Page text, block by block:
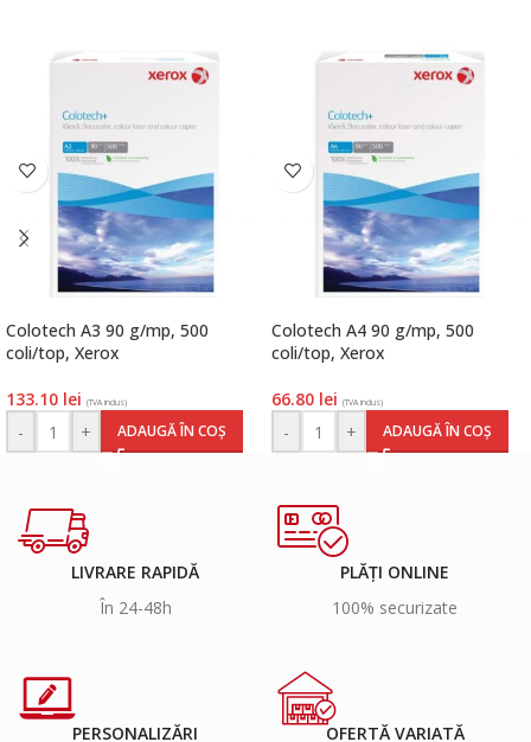
Colotech A3 90 g/mp, 500
coli/top, Xerox
133.10 lei (TVA inclus)
- + ADAUGĂ ÎN COȘ
Colotech A4 90 g/mp, 500
coli/top, Xerox
66.80 lei (TVA inclus)
- + ADAUGĂ ÎN COȘ
LIVRARE RAPIDĂ
În 24-48h
PLĂȚI ONLINE
100% securizate
PERSONALIZĂRI
OFERTĂ VARIATĂ